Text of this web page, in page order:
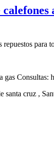
repuestos para
gas
santa cruz ,